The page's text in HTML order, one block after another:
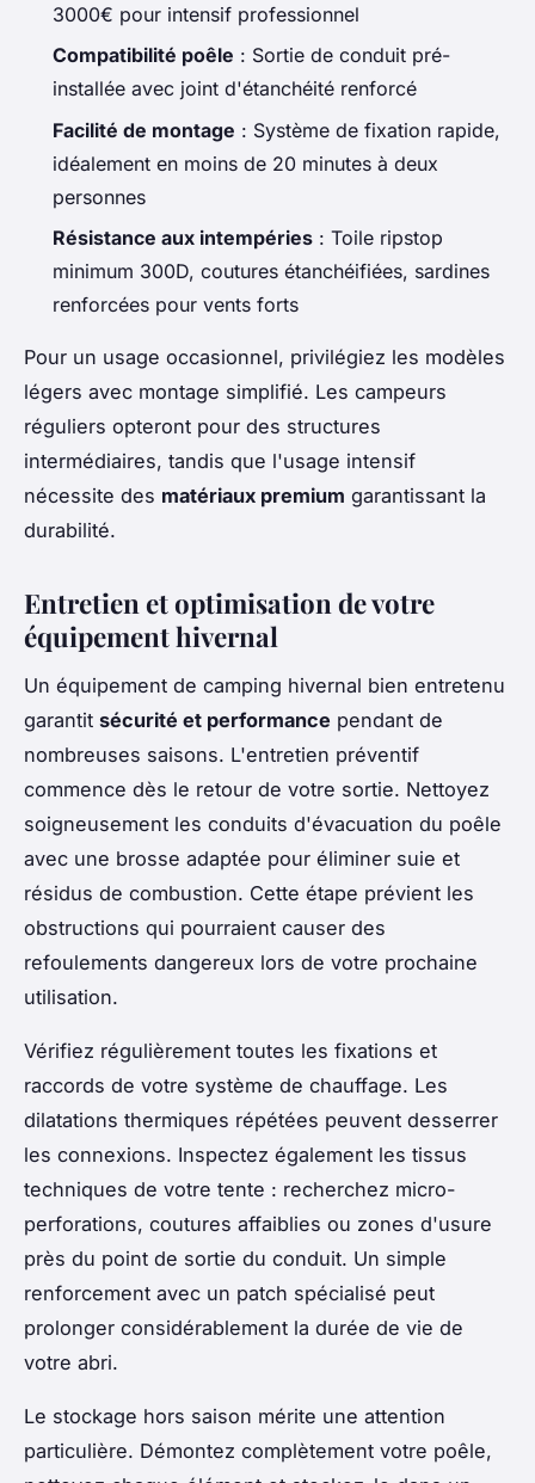
3000€ pour intensif professionnel
Compatibilité poêle : Sortie de conduit pré-
installée avec joint d'étanchéité renforcé
Facilité de montage : Système de fixation rapide,
idéalement en moins de 20 minutes à deux
personnes
Résistance aux intempéries : Toile ripstop
minimum 300D, coutures étanchéifiées, sardines
renforcées pour vents forts
Pour un usage occasionnel, privilégiez les modèles
légers avec montage simplifié. Les campeurs
réguliers opteront pour des structures
intermédiaires, tandis que l'usage intensif
nécessite des matériaux premium garantissant la
durabilité.
Entretien et optimisation de votre
équipement hivernal
Un équipement de camping hivernal bien entretenu
garantit sécurité et performance pendant de
nombreuses saisons. L'entretien préventif
commence dès le retour de votre sortie. Nettoyez
soigneusement les conduits d'évacuation du poêle
avec une brosse adaptée pour éliminer suie et
résidus de combustion. Cette étape prévient les
obstructions qui pourraient causer des
refoulements dangereux lors de votre prochaine
utilisation.
Vérifiez régulièrement toutes les fixations et
raccords de votre système de chauffage. Les
dilatations thermiques répétées peuvent desserrer
les connexions. Inspectez également les tissus
techniques de votre tente : recherchez micro-
perforations, coutures affaiblies ou zones d'usure
près du point de sortie du conduit. Un simple
renforcement avec un patch spécialisé peut
prolonger considérablement la durée de vie de
votre abri.
Le stockage hors saison mérite une attention
particulière. Démontez complètement votre poêle,